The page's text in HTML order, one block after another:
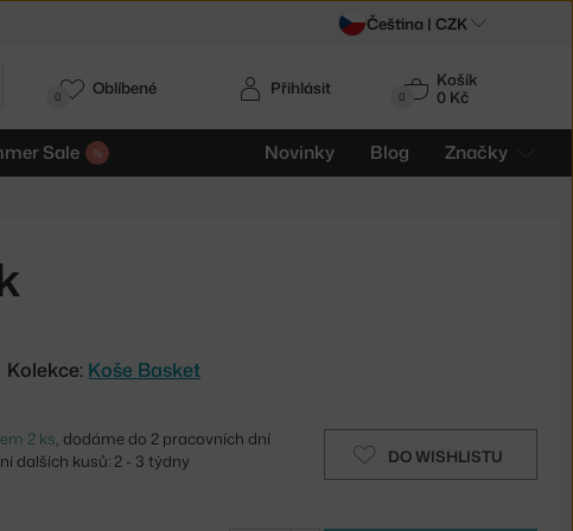
0
Košík
0 Kč
Sale Novinky Blog Značky
Přihlásit
0 Oblíbené
Kolekce: Koše Basket
DO WISHLISTU
2 ks, dodáme do 2 pracovních dní
dalších kusů: 2 - 3 týdny
Čeština | CZK